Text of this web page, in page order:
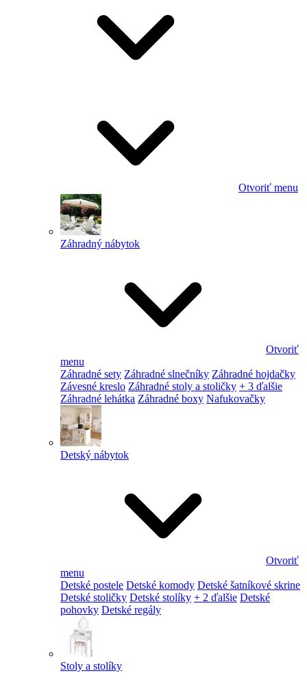
Otvoriť menu
Záhradný nábytok
Otvoriť
menu
Záhradné sety Záhradné slnečníky Záhradné hojdačky
Závesné kreslo Záhradné stoly a stoličky + 3 ďalšie
Záhradné lehátka Záhradné boxy Nafukovačky
Detský nábytok
Otvoriť
menu
Detské postele Detské komody Detské šatníkové skrine
Detské stoličky Detské stolíky + 2 ďalšie Detské
pohovky Detské regály
Stoly a stolíky